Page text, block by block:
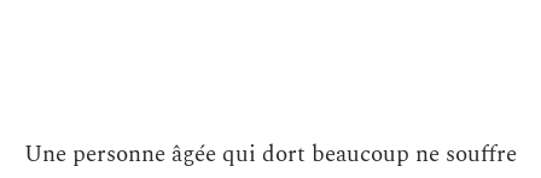
Une personne âgée qui dort beaucoup ne souffre